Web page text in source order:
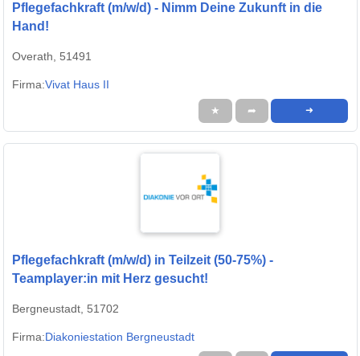
Pflegefachkraft (m/w/d) - Nimm Deine Zukunft in die
Hand!
Overath, 51491
Firma:Vivat Haus II
★ ➦ ➜
Pflegefachkraft (m/w/d) in Teilzeit (50-75%) -
Teamplayer:in mit Herz gesucht!
Bergneustadt, 51702
Firma:Diakoniestation Bergneustadt